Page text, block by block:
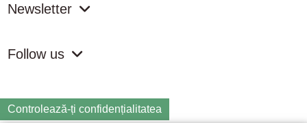
Newsletter
Follow us
Controlează-ți confidențialitatea